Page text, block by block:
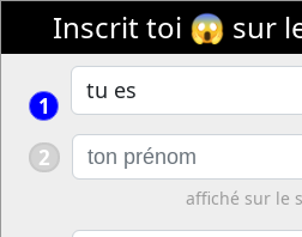
Inscrit toi 😱 sur
2
affiché sur le